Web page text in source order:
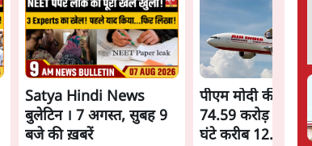
Satya Hindi News
बुलेटिन । 7 अगस्त, सुबह 9
बजे की ख़बरें
पीएम मोदी की विदेश
74.59 करोड़ रुपये
घंटे करीब 12.4 लाख